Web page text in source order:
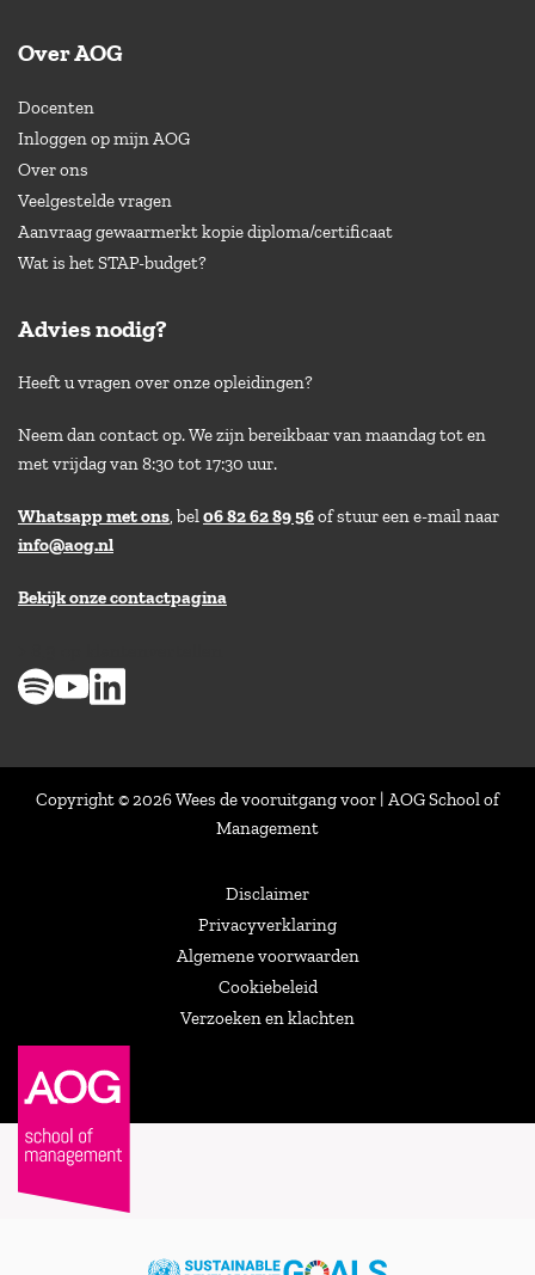
Over AOG
Docenten
Inloggen op mijn AOG
Over ons
Veelgestelde vragen
Aanvraag gewaarmerkt kopie diploma/certificaat
Wat is het STAP-budget?
Advies nodig?
Heeft u vragen over onze opleidingen?
Neem dan contact op. We zijn bereikbaar van maandag tot en
met vrijdag van 8:30 tot 17:30 uur.
Whatsapp met ons, bel06 82 62 89 56of stuur een e-mail naar
info@aog.nl
Bekijk onze contactpagina
Copyright © 2026 Wees de vooruitgang voor | AOG School of
Management
Disclaimer
Privacyverklaring
Algemene voorwaarden
Cookiebeleid
Verzoeken en klachten